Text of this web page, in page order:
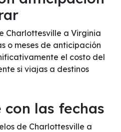
Charlottesville a Virginia
o meses de anticipación
el costo del
si viajas a destinos
con las fechas
de Charlottesville a